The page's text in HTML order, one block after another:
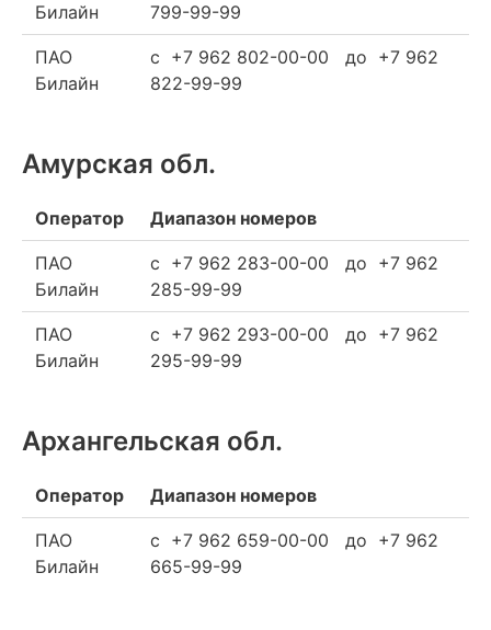
Билайн
799-99-99
ПАО
Билайн
c +7 962 802-00-00 до +7 962
822-99-99
Амурская обл.
Оператор Диапазон номеров
ПАО
Билайн
c +7 962 283-00-00 до +7 962
285-99-99
ПАО
Билайн
c +7 962 293-00-00 до +7 962
295-99-99
Архангельская обл.
Оператор Диапазон номеров
ПАО
Билайн
c +7 962 659-00-00 до +7 962
665-99-99